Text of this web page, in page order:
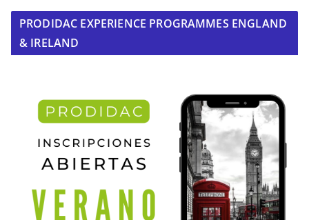
PRODIDAC EXPERIENCE PROGRAMMES ENGLAND
& IRELAND